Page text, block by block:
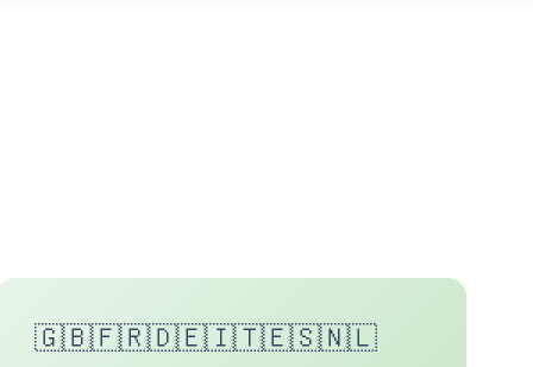
🇬🇧🇫🇷🇩🇪🇮🇹🇪🇸🇳🇱